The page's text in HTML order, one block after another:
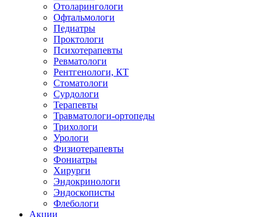
Отоларингологи
Офтальмологи
Педиатры
Проктологи
Психотерапевты
Ревматологи
Рентгенологи, КТ
Стоматологи
Сурдологи
Терапевты
Травматологи-ортопеды
Трихологи
Урологи
Физиотерапевты
Фониатры
Хирурги
Эндокринологи
Эндоскописты
Флебологи
Акции